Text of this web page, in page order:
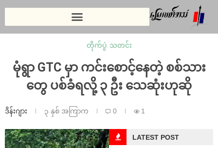
တိုက်ပွဲ, သတင်း
မုံရွာ GTC မှာ ကင်းစောင့်နေတဲ့ စစ်သား
တွေ ပစ်ခံရလို့ ၃ ဦး သေဆုံးဟုဆို
ဒိန်းဂျား ၃ နှစ် အကြာက 0 1
LATEST POST